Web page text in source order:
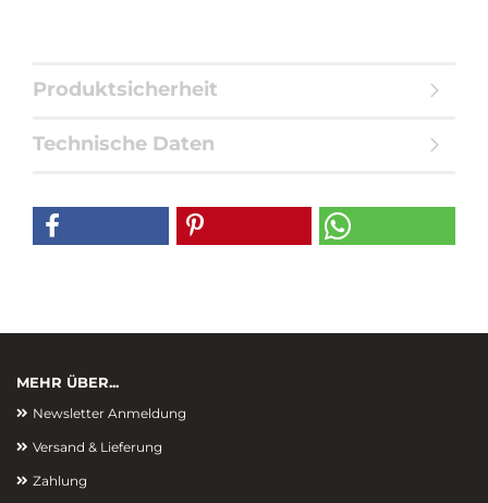
Produktsicherheit
Technische Daten
MEHR ÜBER...
Newsletter Anmeldung
Versand & Lieferung
Zahlung